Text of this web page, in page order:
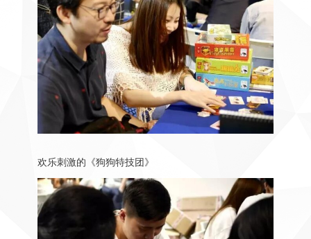
欢乐刺激的《狗狗特技团》